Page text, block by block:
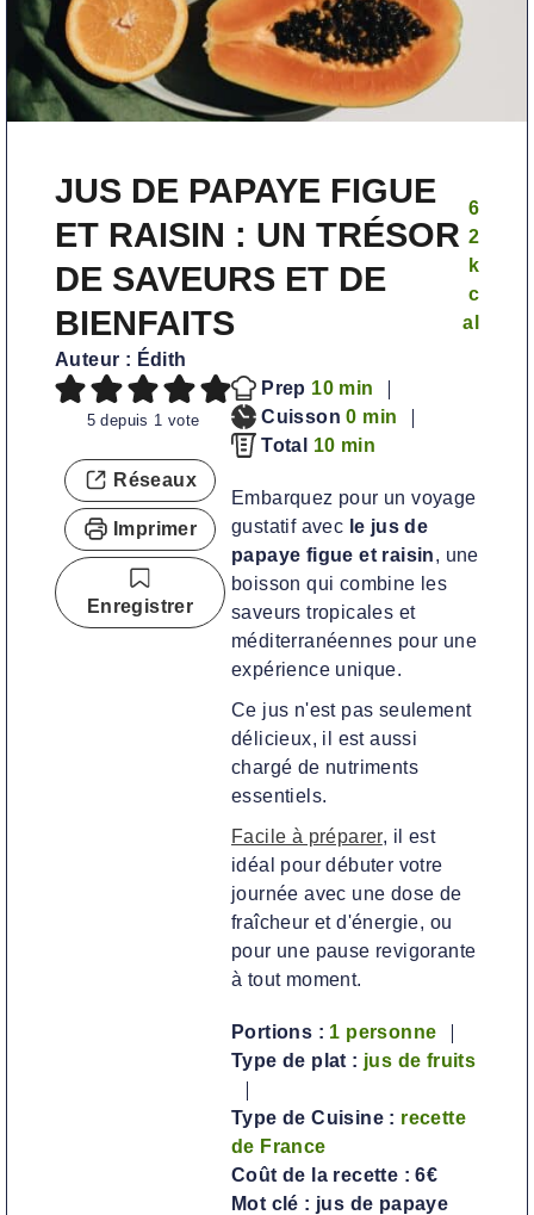
JUS DE PAPAYE FIGUE
ET RAISIN : UN TRÉSOR
DE SAVEURS ET DE
BIENFAITS
Auteur : Édith
6
2
k
c
al
5depuis 1 vote
Réseaux
Imprimer
Enregistrer
Prep 10m
i
n
e
s
min
Cuisson0m
i
u
t
e
s
min
Total 10m
n
u
t
e
s
min
Embarquez pour un voyage
gustatif avec le jus de
papaye figue et raisin, une
boisson qui combine les
saveurs tropicales et
méditerranéennes pour une
expérience unique.
Ce jus n'est pas seulement
délicieux, il est aussi
chargé de nutriments
essentiels.
Facile à préparer, il est
idéal pour débuter votre
journée avec une dose de
fraîcheur et d'énergie, ou
pour une pause revigorante
à tout moment.
Portions : 1 personne
Type de plat : jus de fruits
Type de Cuisine : recette
de France
Coût de la recette :6€
Mot clé : jus de papaye